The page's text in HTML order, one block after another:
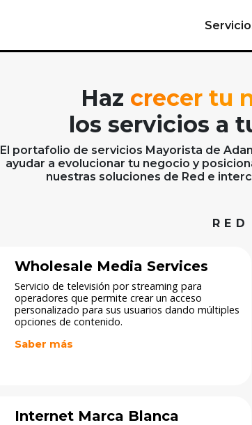
Haz crecer tu
los servicios a
El portafolio de servicios Mayorista de
ayudar a evolucionar tu negocio y
nuestras soluciones de Red e
Wholesale Media Services
Servicio de televisión por streaming para
operadores que permite crear un acceso
personalizado para sus usuarios dando múltiples
opciones de contenido.
Saber más
Internet Marca Blanca